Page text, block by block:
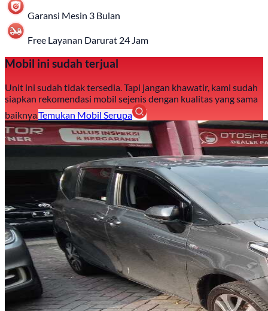
Garansi Mesin 3 Bulan
Free Layanan Darurat 24 Jam
Mobil ini sudah terjual
Unit ini sudah tidak tersedia. Tapi jangan khawatir, kami sudah
siapkan rekomendasi mobil sejenis dengan kualitas yang sama
baiknya.Temukan Mobil Serupa